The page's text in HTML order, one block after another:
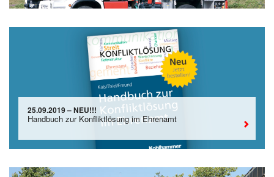
25.09.2019 – NEU!!!
Handbuch zur Konfliktlösung im Ehrenamt